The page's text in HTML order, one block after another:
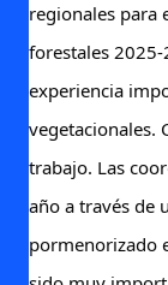
regionales para
forestales
experiencia
vegetacionales.
trabajo. Las
año a través de
pormenorizado